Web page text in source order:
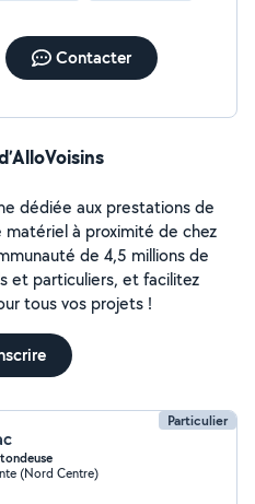
Contacter
dédiée aux prestations de
à proximité de chez
de 4,5 millions de
et particuliers, et facilitez
tous vos projets !
Particulier
(Nord Centre)